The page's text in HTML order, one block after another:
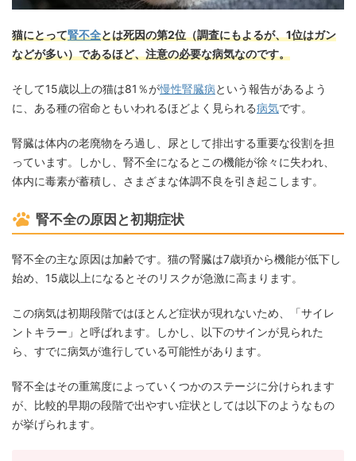
猫にとって腎不全とは死因の第2位（調査にもよるが、1位はガン
などが多い）であるほど、注意の必要な病気なのです。
そして15歳以上の猫は81％が慢性腎臓病という報告があるよう
に、ある種の宿命ともいわれるほどよく見られる病気です。
腎臓は体内の老廃物をろ過し、尿として排出する重要な役割を担
っています。しかし、腎不全になるとこの機能が徐々に失われ、
体内に毒素が蓄積し、さまざまな体調不良を引き起こします。
腎不全の原因と初期症状
腎不全の主な原因は加齢です。猫の腎臓は7歳頃から機能が低下し
始め、15歳以上になるとそのリスクが急激に高まります。
この病気は初期段階ではほとんど症状が現れないため、「サイレ
ントキラー」と呼ばれます。しかし、以下のサインが見られた
ら、すでに病気が進行している可能性があります。
腎不全はその重篤度によっていくつかのステージに分けられます
が、比較的早期の段階で出やすい症状としては以下のようなもの
が挙げられます。